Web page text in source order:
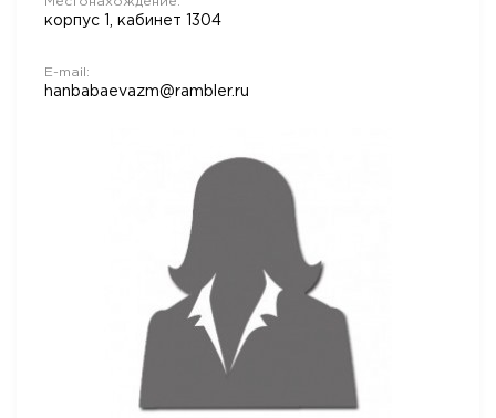
корпус 1, кабинет 1304
E-mail:
hanbabaevazm@rambler.ru